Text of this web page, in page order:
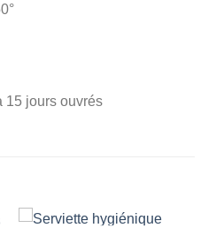
15 jours ouvrés